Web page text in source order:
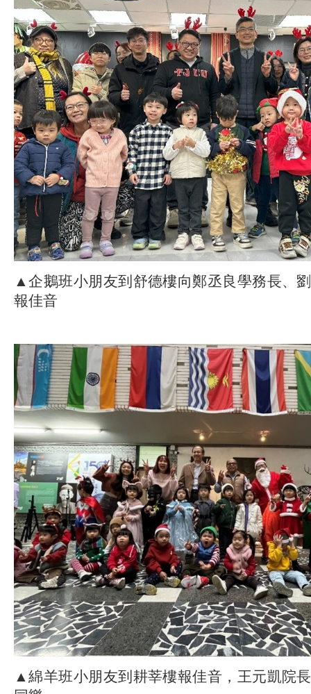
▲企鵝班小朋友到舒德樓向鄭丞良學務長、
報佳音
▲綿羊班小朋友到耕莘樓報佳音，王元凱院